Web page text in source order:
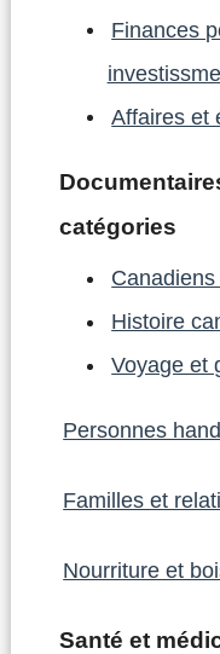
Finances
Affaires et
catégories
Histoire
Voyage et
Personnes
Familles et
Nourriture et
Santé et